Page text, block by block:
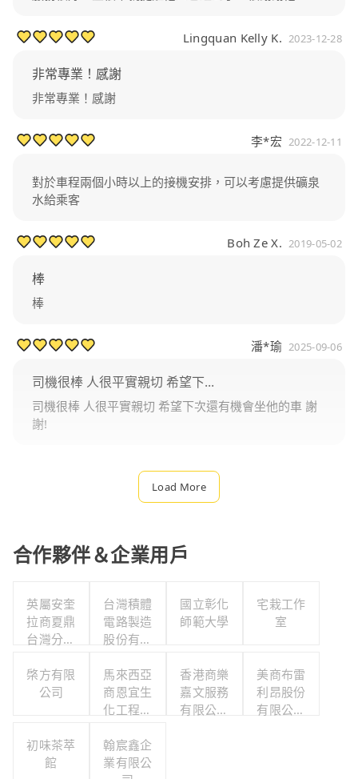
Lingquan Kelly K. 2023-12-28
非常專業！感謝
非常專業！感謝
李*宏 2022-12-11
對於車程兩個小時以上的接機安排，可以考慮提供礦泉
水給乘客
Boh Ze X. 2019-05-02
棒
棒
潘*瑜 2025-09-06
司機很棒 人很平實親切 希望下...
司機很棒 人很平實親切 希望下次還有機會坐他的車 謝
謝!
Load More
合作夥伴＆企業用戶
英屬安奎
拉商夏鼎
台灣分公
台灣積體
電路製造
股份有限
國立彰化
師範大學
宅栽工作
室
棨方有限
公司
馬來西亞
商恩宜生
化工程有
香港商樂
嘉文服務
有限公司
美商布雷
利昂股份
有限公司
初味茶萃
館
翰宸鑫企
業有限公